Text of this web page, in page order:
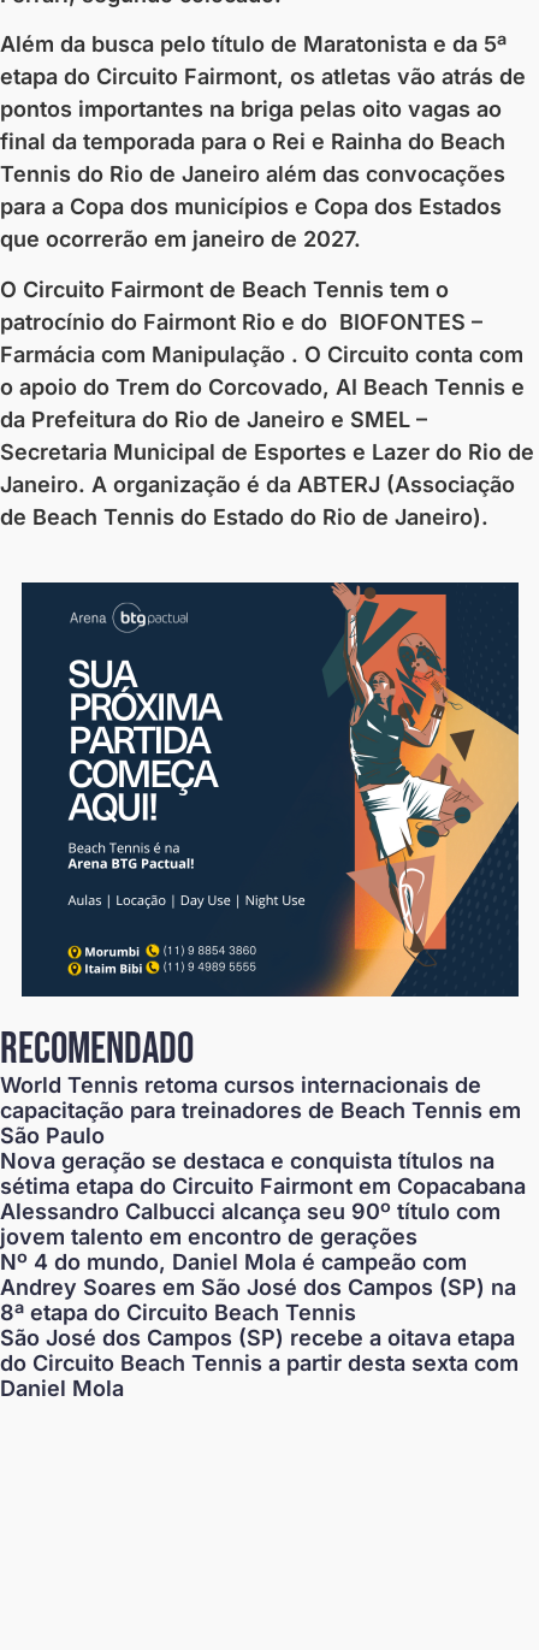
Além da busca pelo título de Maratonista e da 5ª
etapa do Circuito Fairmont, os atletas vão atrás de
pontos importantes na briga pelas oito vagas ao
final da temporada para o Rei e Rainha do Beach
Tennis do Rio de Janeiro além das convocações
para a Copa dos municípios e Copa dos Estados
que ocorrerão em janeiro de 2027.
O Circuito Fairmont de Beach Tennis tem o
patrocínio do Fairmont Rio e do BIOFONTES –
Farmácia com Manipulação . O Circuito conta com
o apoio do Trem do Corcovado, AI Beach Tennis e
da Prefeitura do Rio de Janeiro e SMEL –
Secretaria Municipal de Esportes e Lazer do Rio de
Janeiro. A organização é da ABTERJ (Associação
de Beach Tennis do Estado do Rio de Janeiro).
recomendado
World Tennis retoma cursos internacionais de
capacitação para treinadores de Beach Tennis em
São Paulo
Nova geração se destaca e conquista títulos na
sétima etapa do Circuito Fairmont em Copacabana
Alessandro Calbucci alcança seu 90º título com
jovem talento em encontro de gerações
Nº 4 do mundo, Daniel Mola é campeão com
Andrey Soares em São José dos Campos (SP) na
8ª etapa do Circuito Beach Tennis
São José dos Campos (SP) recebe a oitava etapa
do Circuito Beach Tennis a partir desta sexta com
Daniel Mola